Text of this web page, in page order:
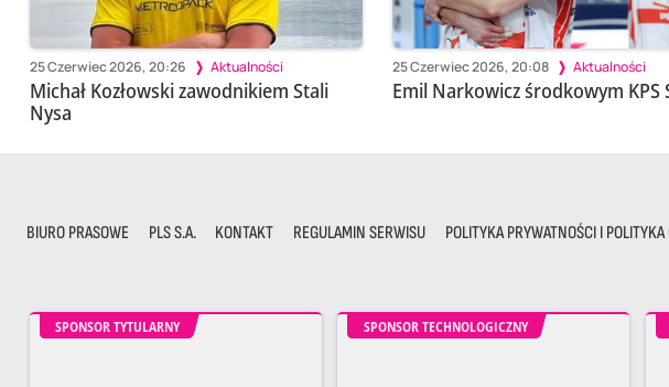
25 Czerwiec 2026, 20:26 Aktualności
Michał Kozłowski zawodnikiem Stali
Nysa
25 Czerwiec 2026, 20:08 Aktualności
Emil Narkowicz środkowym KPS
BIURO PRASOWE PLS S.A. KONTAKT REGULAMIN SERWISU POLITYKA PRYWATNOŚCI I POLITYKA
SPONSOR TYTULARNY SPONSOR TECHNOLOGICZNY